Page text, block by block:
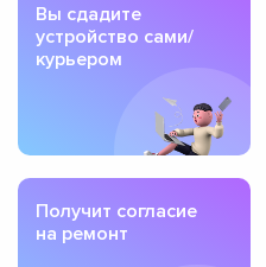
Вы сдадите
устройство сами/
курьером
Получит согласие
на ремонт